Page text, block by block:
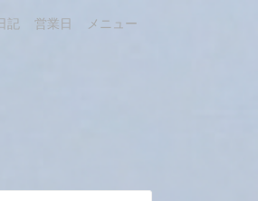
記 営業日 メニュー